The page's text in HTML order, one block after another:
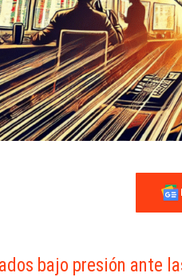
bajo presión ante